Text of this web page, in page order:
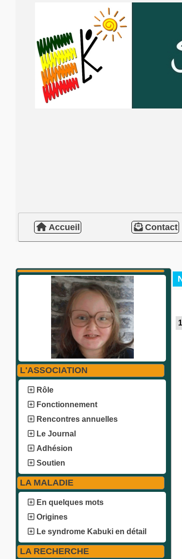
Accueil Contact
L'ASSOCIATION
Rôle
Fonctionnement
Rencontres annuelles
Le Journal
Adhésion
Soutien
LA MALADIE
En quelques mots
Origines
Le syndrome Kabuki en détail
LA RECHERCHE